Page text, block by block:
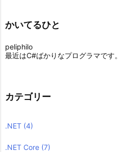
かいてるひと
peliphilo
最近はC#ばかりなプログラマです。
カテゴリー
.NET (4)
.NET Core (7)